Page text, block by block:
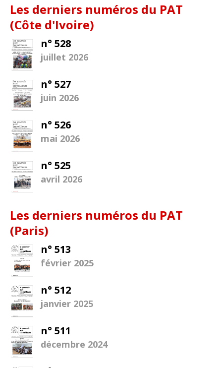
Les derniers numéros du PAT
(Côte d'Ivoire)
n° 528
juillet 2026
n° 527
juin 2026
n° 526
mai 2026
n° 525
avril 2026
Les derniers numéros du PAT
(Paris)
n° 513
février 2025
n° 512
janvier 2025
n° 511
décembre 2024